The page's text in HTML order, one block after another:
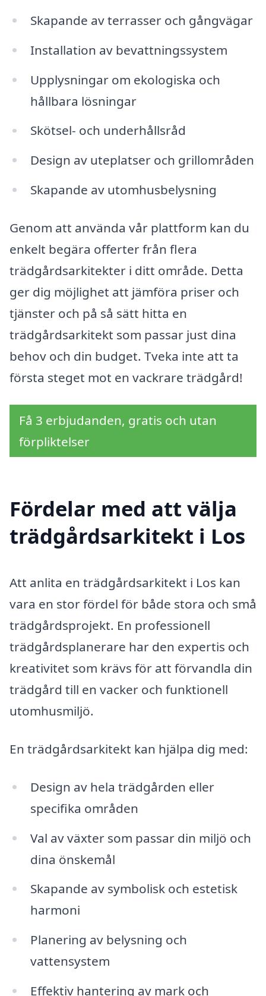
Skapande av terrasser och gångvägar
Installation av bevattningssystem
Upplysningar om ekologiska och
hållbara lösningar
Skötsel- och underhållsråd
Design av uteplatser och grillområden
Skapande av utomhusbelysning
Genom att använda vår plattform kan du
enkelt begära offerter från flera
trädgårdsarkitekter i ditt område. Detta
ger dig möjlighet att jämföra priser och
tjänster och på så sätt hitta en
trädgårdsarkitekt som passar just dina
behov och din budget. Tveka inte att ta
första steget mot en vackrare trädgård!
Få 3 erbjudanden, gratis och utan
förpliktelser
Fördelar med att välja
trädgårdsarkitekt i Los
Att anlita en trädgårdsarkitekt i Los kan
vara en stor fördel för både stora och små
trädgårdsprojekt. En professionell
trädgårdsplanerare har den expertis och
kreativitet som krävs för att förvandla din
trädgård till en vacker och funktionell
utomhusmiljö.
En trädgårdsarkitekt kan hjälpa dig med:
Design av hela trädgården eller
specifika områden
Val av växter som passar din miljö och
dina önskemål
Skapande av symbolisk och estetisk
harmoni
Planering av belysning och
vattensystem
Effektiv hantering av mark och